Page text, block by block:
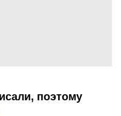
поэтому